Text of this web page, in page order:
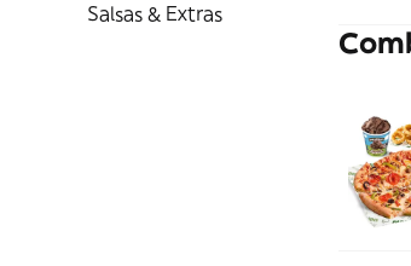
Salsas & Extras